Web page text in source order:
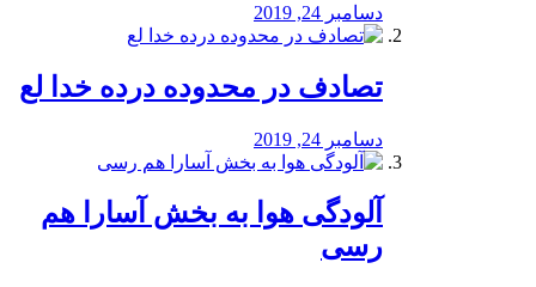
دسامبر 24, 2019
تصادف در محدوده درده خدا لع
دسامبر 24, 2019
آلودگی هوا به بخش آسارا هم
رسی